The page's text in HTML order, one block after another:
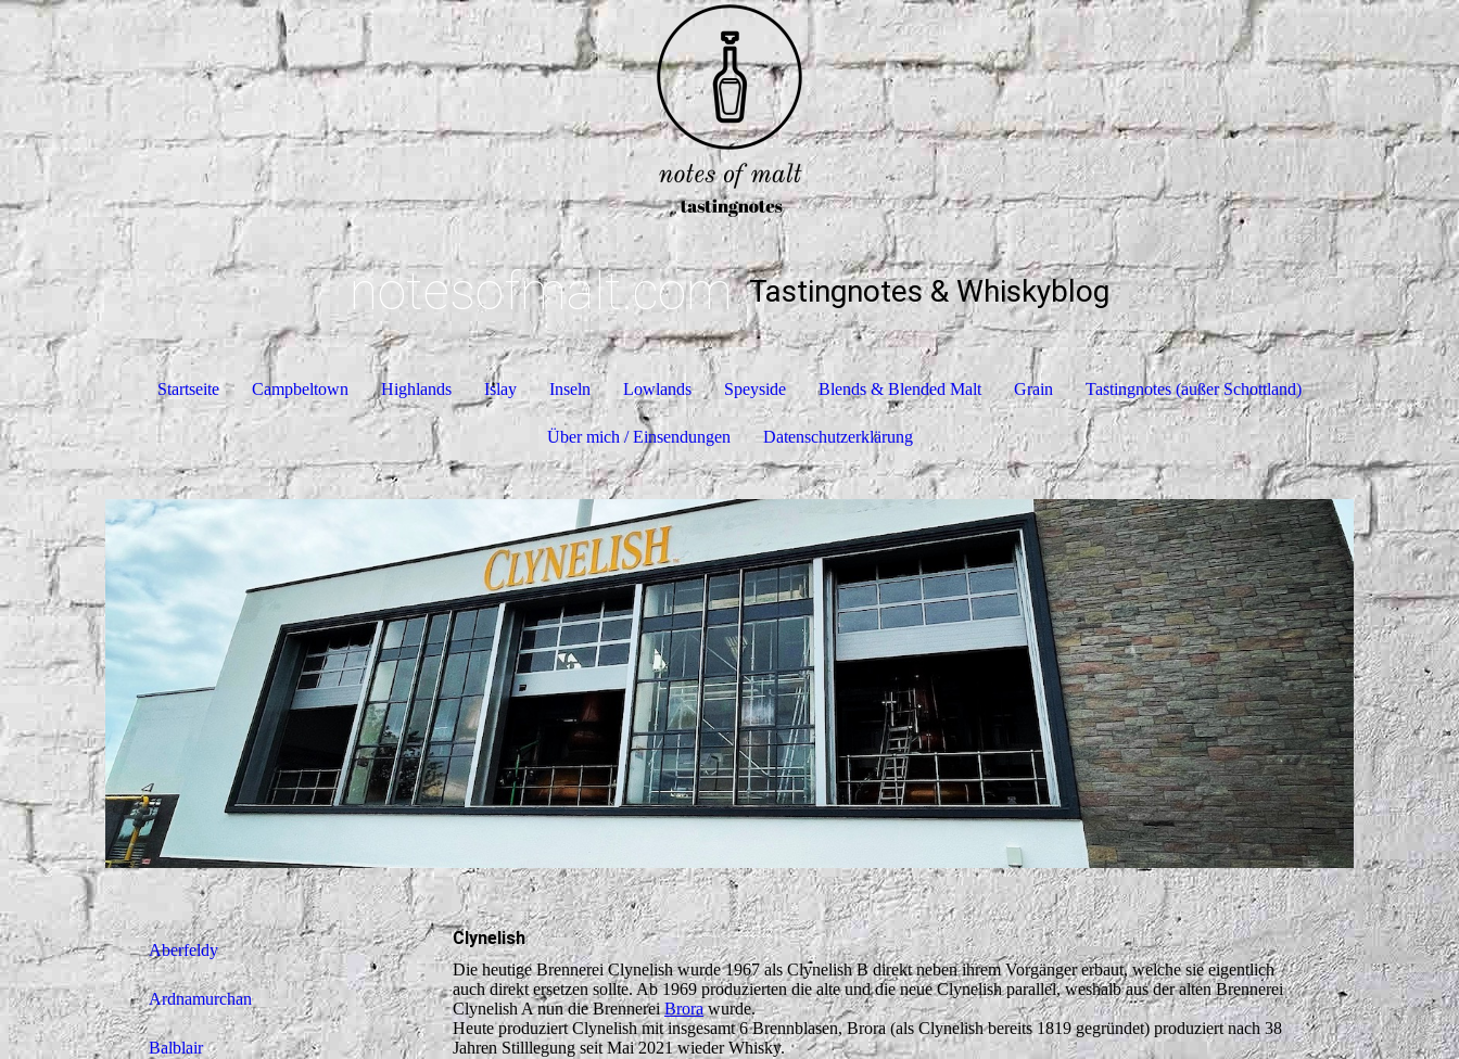
notesofmalt.com Tastingnotes & Whiskyblog
Startseite Campbeltown Highlands Islay Inseln Lowlands Speyside Blends & Blended Malt Grain Tastingnotes (außer Schottland)
Über mich / Einsendungen Datenschutzerklärung
Aberfeldy
Ardnamurchan
Balblair
Clynelish
Die heutige Brennerei Clynelish wurde 1967 als Clynelish B direkt neben ihrem Vorgänger erbaut, welche sie eigentlich
auch direkt ersetzen sollte. Ab 1969 produzierten die alte und die neue Clynelish parallel, weshalb aus der alten Brennerei
Clynelish A nun die BrennereiBrorawurde.
Heute produziert Clynelish mit insgesamt 6 Brennblasen, Brora (als Clynelish bereits 1819 gegründet) produziert nach 38
Jahren Stilllegung seit Mai 2021 wieder Whisky.